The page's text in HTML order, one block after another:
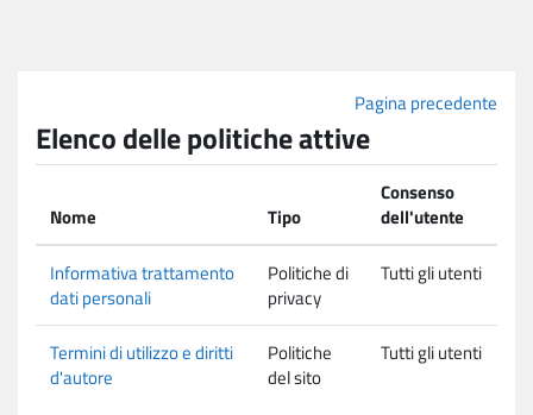
Pagina precedente
Elenco delle politiche attive
Nome Tipo
Consenso
dell'utente
Informativa trattamento
dati personali
Politiche di
privacy
Tutti gli utenti
Termini di utilizzo e diritti
d'autore
Politiche
del sito
Tutti gli utenti